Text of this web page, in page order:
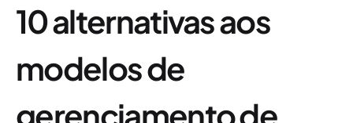
10 alternativas aos
modelos de
gerenciamento de